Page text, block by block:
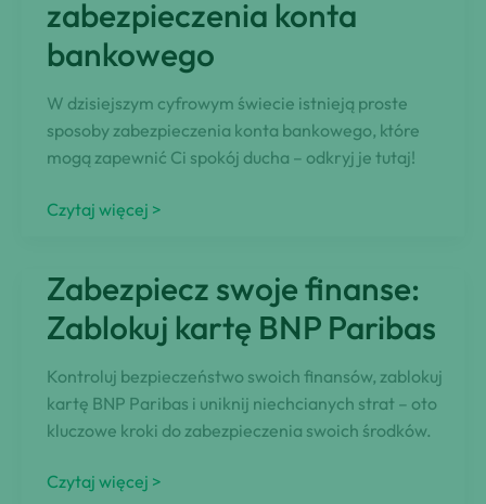
rozpoznać
i
uniknąć
zabezpieczenia konta
bankowego
W dzisiejszym cyfrowym świecie istnieją proste
sposoby zabezpieczenia konta bankowego, które
mogą zapewnić Ci spokój ducha – odkryj je tutaj!
Bezproblemowe
konta
bankowego
Czytaj więcej >
Zabezpiecz swoje finanse:
Zablokuj kartę BNP Paribas
Kontroluj bezpieczeństwo swoich finansów, zablokuj
kartę BNP Paribas i uniknij niechcianych strat – oto
kluczowe kroki do zabezpieczenia swoich środków.
Zabezpiecz
Czytaj więcej >